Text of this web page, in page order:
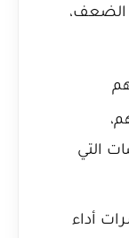
الضعف،
التي
أداء